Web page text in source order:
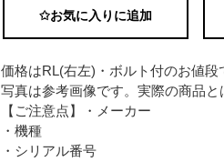
✩お気に入りに追加
価格はRL(右左)・ボルト付のお値段
写真は参考画像です。実際の商品と
【ご注意点】・メーカー
・機種
・シリアル番号